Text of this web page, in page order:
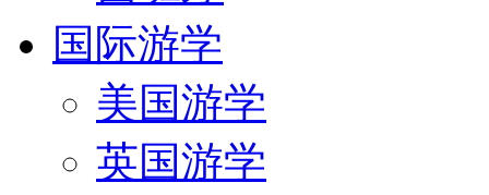
国际游学
美国游学
英国游学